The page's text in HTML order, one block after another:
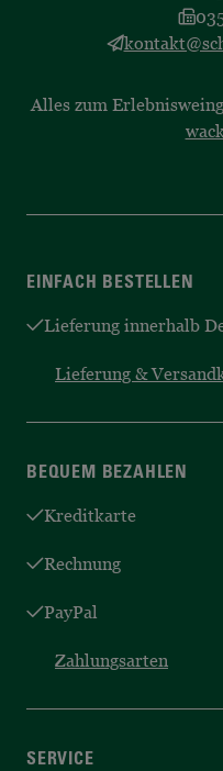
Alles zum
EINFACH BESTELLEN
Lieferung innerhalb
Lieferung &
BEQUEM BEZAHLEN
Kreditkarte
Rechnung
PayPal
Zahlungsarten
SERVICE